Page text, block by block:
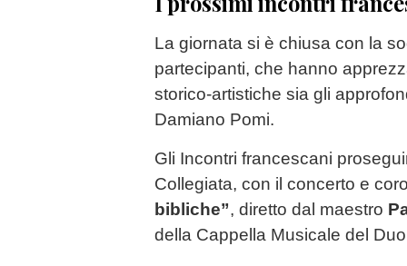
La giornata si è chiusa con la
partecipanti, che hanno
storico-artistiche sia gli
Damiano Pomi.
Gli Incontri francescani
Collegiata, con il concerto e
bibliche”, diretto dal maestro
della Cappella Musicale del